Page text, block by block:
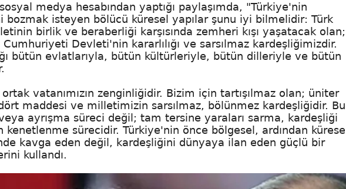
medya hesabından yaptığı paylaşımda, "Türkiye'nin
bozmak isteyen bölücü küresel yapılar şunu iyi bilmelidir: Türk
birlik ve beraberliği karşısında zemheri kışı yaşatacak olan;
Devleti'nin kararlılığı ve sarsılmaz kardeşliğimizdir.
bütün evlatlarıyla, bütün kültürleriyle, bütün dilleriyle ve bütün
ortak vatanımızın zenginliğidir. Bizim için tartışılmaz olan; üniter
maddesi ve milletimizin sarsılmaz, bölünmez kardeşliğidir. Bu
ayrışma süreci değil; tam tersine yaraları sarma, kardeşliği
sürecidir. Türkiye'nin önce bölgesel, ardından küresel
kavga eden değil, kardeşliğini dünyaya ilan eden güçlü bir
kullandı.